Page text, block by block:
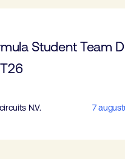
Student Team
N.V. 7